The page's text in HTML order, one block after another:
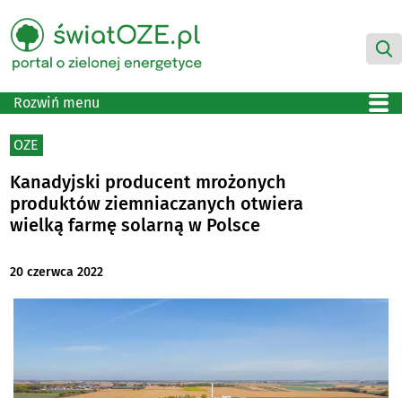
Rozwiń menu
OZE
Kanadyjski producent mrożonych
produktów ziemniaczanych otwiera
wielką farmę solarną w Polsce
20 czerwca 2022